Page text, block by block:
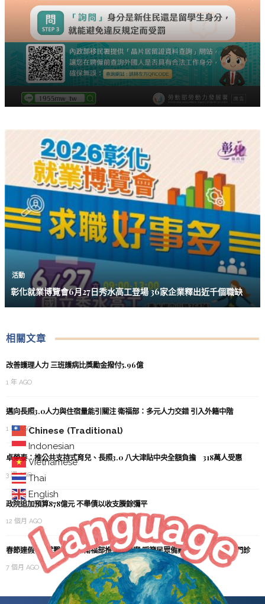
Chinese (Traditional)
Indonesian
Vietnamese
Thai
English
活動
彰化就業博覽會6月27日秀水高工登場 36家企業釋出近千個職缺
相關文章
改善護理人力 三班護病比獎勵金撥付5.96億
1 年 AGO
邁向長照3.0人力與住宿量能引關注 衛福部：多元人力交錯 引入外籍中階
1 年 AGO
卓榮泰：推公共支持式育兒、長照3.0 八大津貼中央全額負擔 318萬人受惠
3 週 AGO
政院追加預算878億元 不舉債以收支賸餘彌平
12 個月 AGO
春節連假9天就醫需求增 衛福部推整備專案 呼籲民眾備藥打疫苗 善用分流門診
7 個月 AGO